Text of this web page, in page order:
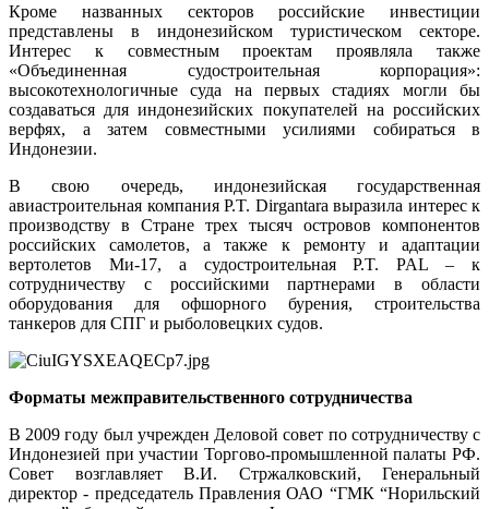
Кроме названных секторов российские инвестиции
представлены в индонезийском туристическом секторе.
Интерес к совместным проектам проявляла также
«Объединенная судостроительная корпорация»:
высокотехнологичные суда на первых стадиях могли бы
создаваться для индонезийских покупателей на российских
верфях, а затем совместными усилиями собираться в
Индонезии.
В свою очередь, индонезийская государственная
авиастроительная компания P.T. Dirgantara выразила интерес к
производству в Стране трех тысяч островов компонентов
российских самолетов, а также к ремонту и адаптации
вертолетов Ми-17, а судостроительная P.T. PAL – к
сотрудничеству с российскими партнерами в области
оборудования для офшорного бурения, строительства
танкеров для СПГ и рыболовецких судов.
Форматы межправительственного сотрудничества
В 2009 году был учрежден Деловой совет по сотрудничеству с
Индонезией при участии Торгово-промышленной палаты РФ.
Совет возглавляет В.И. Стржалковский, Генеральный
директор - председатель Правления ОАО “ГМК “Норильский